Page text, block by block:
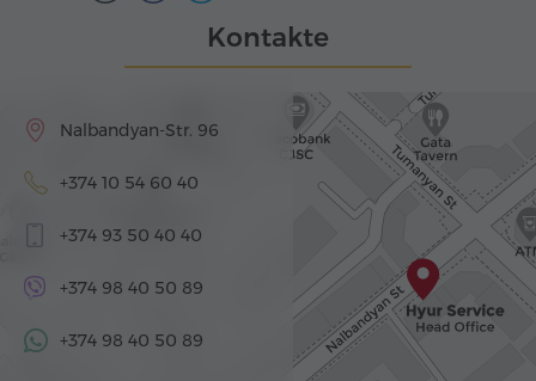
Kontakte
Nalbandyan-Str. 96
+374 10 54 60 40
+374 93 50 40 40
+374 98 40 50 89
+374 98 40 50 89